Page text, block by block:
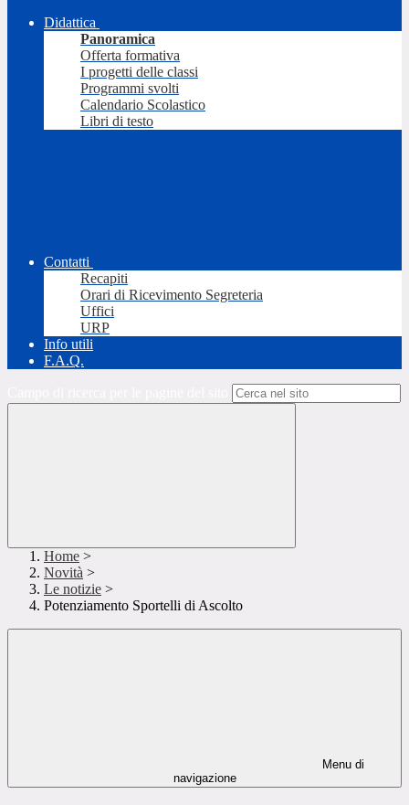
Didattica
Panoramica
Offerta formativa
I progetti delle classi
Programmi svolti
Calendario Scolastico
Libri di testo
Contatti
Recapiti
Orari di Ricevimento Segreteria
Uffici
URP
Info utili
F.A.Q.
Home >
Novità >
Le notizie >
Potenziamento Sportelli di Ascolto
Menu di
navigazione